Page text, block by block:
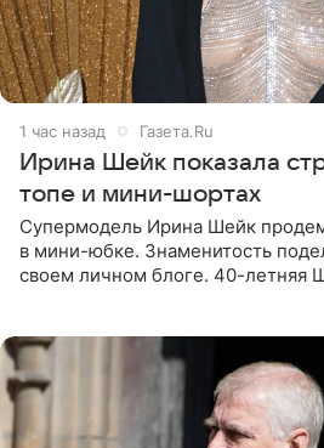
1 час назад Газета.Ru
Ирина Шейк показала
топе и мини-шортах
Супермодель Ирина Шейк
в мини-юбке. Знаменитость
своем личном блоге. 40-летняя